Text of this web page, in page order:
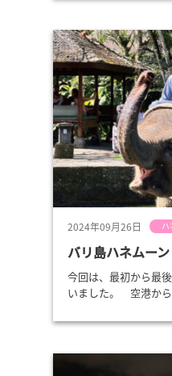
2024年09月26日 ハ
バリ島ハネムーン
今回は、最初から最
いました。 空港から